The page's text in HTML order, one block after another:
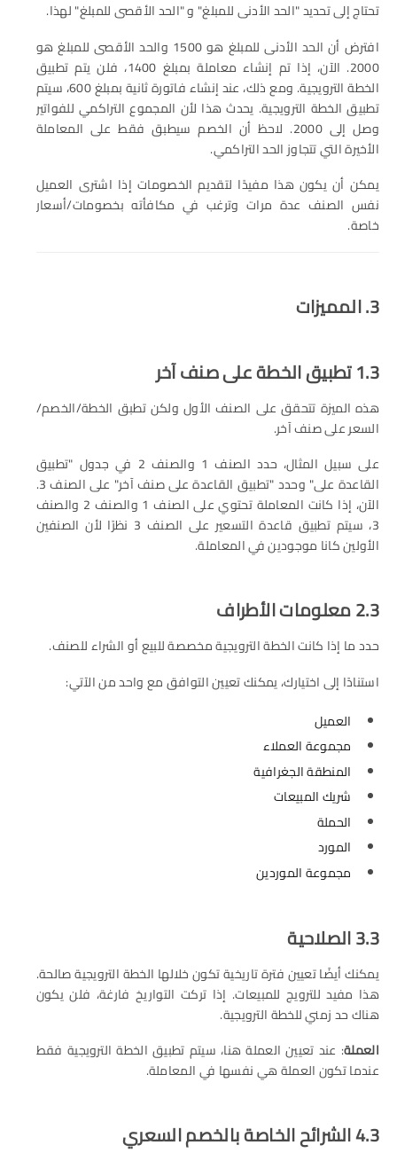
تحتاج إلى تحديد "الحد الأدنى للمبلغ" و "الحد الأقصى للمبلغ" لهذا.
افترض أن الحد الأدنى للمبلغ هو 1500 والحد الأقصى للمبلغ هو
2000. الآن، إذا تم إنشاء معاملة بمبلغ 1400، فلن يتم تطبيق
الخطة الترويجية. ومع ذلك، عند إنشاء فاتورة ثانية بمبلغ 600، سيتم
تطبيق الخطة الترويجية. يحدث هذا لأن المجموع التراكمي للفواتير
وصل إلى 2000. لاحظ أن الخصم سيطبق فقط على المعاملة
الأخيرة التي تتجاوز الحد التراكمي.
يمكن أن يكون هذا مفيدًا لتقديم الخصومات إذا اشترى العميل
نفس الصنف عدة مرات وترغب في مكافأته بخصومات/أسعار
خاصة.
3. المميزات
1.3 تطبيق الخطة على صنف آخر
هذه الميزة تتحقق على الصنف الأول ولكن تطبق الخطة/الخصم/
السعر على صنف آخر.
على سبيل المثال، حدد الصنف 1 والصنف 2 في جدول "تطبيق
القاعدة على" وحدد "تطبيق القاعدة على صنف آخر" على الصنف 3.
الآن، إذا كانت المعاملة تحتوي على الصنف 1 والصنف 2 والصنف
3، سيتم تطبيق قاعدة التسعير على الصنف 3 نظرًا لأن الصنفين
الأولين كانا موجودين في المعاملة.
2.3 معلومات الأطراف
حدد ما إذا كانت الخطة الترويجية مخصصة للبيع أو الشراء للصنف.
استنادًا إلى اختيارك، يمكنك تعيين التوافق مع واحد من الآتي:
العميل
مجموعة العملاء
المنطقة الجغرافية
شريك المبيعات
الحملة
المورد
مجموعة الموردين
3.3 الصلاحية
يمكنك أيضًا تعيين فترة تاريخية تكون خلالها الخطة الترويجية صالحة.
هذا مفيد للترويج للمبيعات. إذا تركت التواريخ فارغة، فلن يكون
هناك حد زمني للخطة الترويجية.
العملة: عند تعيين العملة هنا، سيتم تطبيق الخطة الترويجية فقط
عندما تكون العملة هي نفسها في المعاملة.
4.3 الشرائح الخاصة بالخصم السعري